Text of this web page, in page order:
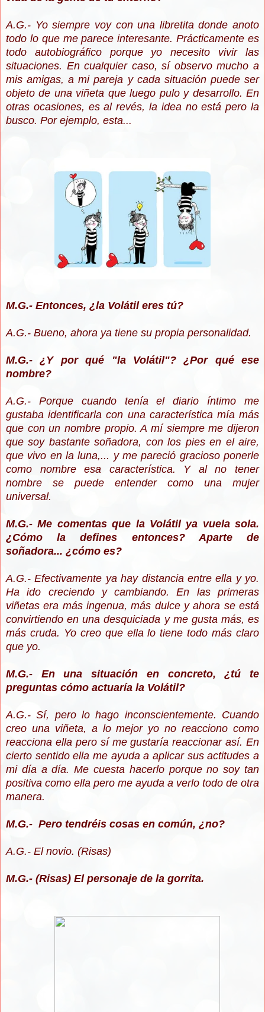
A.G.- Yo siempre voy con una libretita donde anoto
todo lo que me parece interesante. Prácticamente es
todo autobiográfico porque yo necesito vivir las
situaciones. En cualquier caso, sí observo mucho a
mis amigas, a mi pareja y cada situación puede ser
objeto de una viñeta que luego pulo y desarrollo. En
otras ocasiones, es al revés, la idea no está pero la
busco. Por ejemplo, esta...
M.G.- Entonces, ¿la Volátil eres tú?
A.G.- Bueno, ahora ya tiene su propia personalidad.
M.G.- ¿Y por qué "la Volátil"? ¿Por qué ese
nombre?
A.G.- Porque cuando tenía el diario íntimo me
gustaba identificarla con una característica mía más
que con un nombre propio. A mí siempre me dijeron
que soy bastante soñadora, con los pies en el aire,
que vivo en la luna,... y me pareció gracioso ponerle
como nombre esa característica. Y al no tener
nombre se puede entender como una mujer
universal.
M.G.- Me comentas que la Volátil ya vuela sola.
¿Cómo la defines entonces? Aparte de
soñadora... ¿cómo es?
A.G.- Efectivamente ya hay distancia entre ella y yo.
Ha ido creciendo y cambiando. En las primeras
viñetas era más ingenua, más dulce y ahora se está
convirtiendo en una desquiciada y me gusta más, es
más cruda. Yo creo que ella lo tiene todo más claro
que yo.
M.G.- En una situación en concreto, ¿tú te
preguntas cómo actuaría la Volátil?
A.G.- Sí, pero lo hago inconscientemente. Cuando
creo una viñeta, a lo mejor yo no reacciono como
reacciona ella pero sí me gustaría reaccionar así. En
cierto sentido ella me ayuda a aplicar sus actitudes a
mi día a día. Me cuesta hacerlo porque no soy tan
positiva como ella pero me ayuda a verlo todo de otra
manera.
M.G.- Pero tendréis cosas en común, ¿no?
A.G.- El novio. (Risas)
M.G.- (Risas) El personaje de la gorrita.